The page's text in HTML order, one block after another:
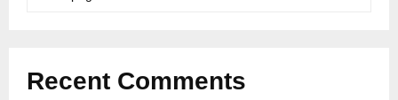
Recent Comments